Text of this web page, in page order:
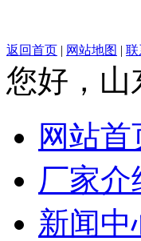
返回首页 | 网站地图 | 联
您好，山
网站首
厂家介
新闻中